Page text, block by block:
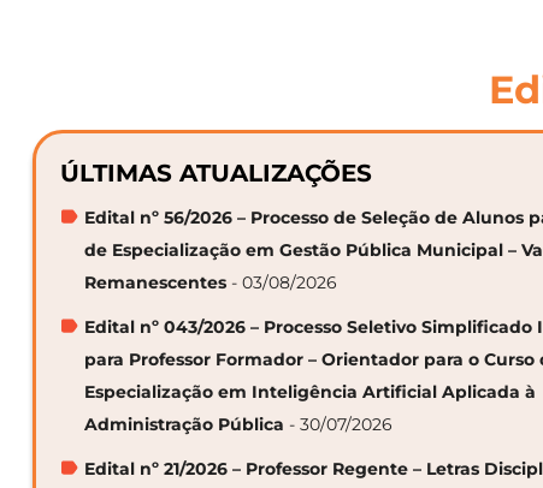
ÚLTIMAS ATUALIZAÇÕES
Edital nº 56/2026 – Processo de Seleção de Alunos
de Especialização em Gestão Pública Municipal –
Remanescentes - 03/08/2026
Edital nº 043/2026 – Processo Seletivo Simplificado
para Professor Formador – Orientador para o Curso
Especialização em Inteligência Artificial Aplicada à
Administração Pública - 30/07/2026
Edital nº 21/2026 – Professor Regente – Letras